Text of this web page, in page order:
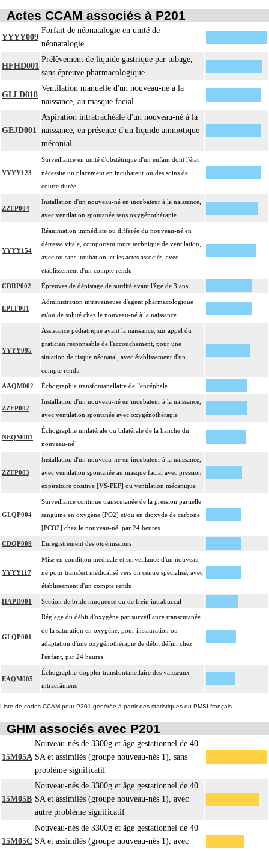
Actes CCAM associés à P201
YYYY009
Forfait de néonatalogie en unité de
néonatalogie
HFHD001
Prélèvement de liquide gastrique par tubage,
sans épreuve pharmacologique
GLLD018
Ventilation manuelle d'un nouveau-né à la
naissance, au masque facial
GEJD001
Aspiration intratrachéale d'un nouveau-né à la
naissance, en présence d'un liquide amniotique
méconial
YYYY123
Surveillance en unité d'obstétrique d'un enfant dont l'état
nécessite un placement en incubateur ou des soins de
courte durée
ZZEP004
Installation d'un nouveau-né en incubateur à la naissance,
avec ventilation spontanée sans oxygénothérapie
YYYY154
Réanimation immédiate ou différée du nouveau-né en
détresse vitale, comportant toute technique de ventilation,
avec ou sans intubation, et les actes associés, avec
établissement d'un compte rendu
CDRP002 Épreuves de dépistage de surdité avant l'âge de 3 ans
EPLF001
Administration intraveineuse d'agent pharmacologique
et/ou de soluté chez le nouveau-né à la naissance
YYYY095
Assistance pédiatrique avant la naissance, sur appel du
praticien responsable de l'accouchement, pour une
situation de risque néonatal, avec établissement d'un
compte rendu
AAQM002 Échographie transfontanellaire de l'encéphale
ZZEP002
Installation d'un nouveau-né en incubateur à la naissance,
avec ventilation spontanée avec oxygénothérapie
NEQM001
Échographie unilatérale ou bilatérale de la hanche du
nouveau-né
ZZEP003
Installation d'un nouveau-né en incubateur à la naissance,
avec ventilation spontanée au masque facial avec pression
expiratoire positive [VS-PEP] ou ventilation mécanique
GLQP004
Surveillance continue transcutanée de la pression partielle
sanguine en oxygène [PO2] et/ou en dioxyde de carbone
[PCO2] chez le nouveau-né, par 24 heures
CDQP009 Enregistrement des otoémissions
YYYY117
Mise en condition médicale et surveillance d'un nouveau-
né pour transfert médicalisé vers un centre spécialisé, avec
établissement d'un compte rendu
HAPD001 Section de bride muqueuse ou de frein intrabuccal
GLQP001
Réglage du débit d'oxygène par surveillance transcutanée
de la saturation en oxygène, pour instauration ou
adaptation d'une oxygénothérapie de débit défini chez
l'enfant, par 24 heures
EAQM005
Échographie-doppler transfontanellaire des vaisseaux
intracrâniens
Liste de codes CCAM pour P201 générée à partir des statistiques du PMSI français
GHM associés avec P201
15M05A
Nouveau-nés de 3300g et âge gestationnel de 40
SA et assimilés (groupe nouveau-nés 1), sans
problème significatif
15M05B
Nouveau-nés de 3300g et âge gestationnel de 40
SA et assimilés (groupe nouveau-nés 1), avec
autre problème significatif
15M05C
Nouveau-nés de 3300g et âge gestationnel de 40
SA et assimilés (groupe nouveau-nés 1), avec